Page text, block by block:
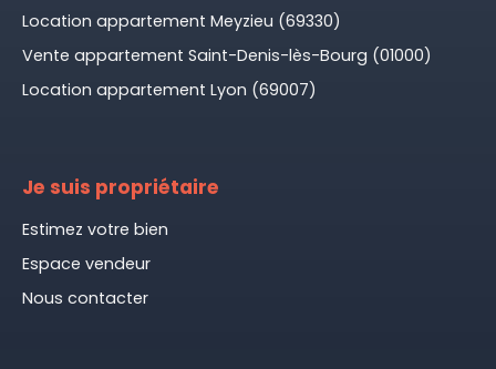
Location appartement Meyzieu (69330)
Vente appartement Saint-Denis-lès-Bourg (01000)
Location appartement Lyon (69007)
Je suis propriétaire
Estimez votre bien
Espace vendeur
Nous contacter